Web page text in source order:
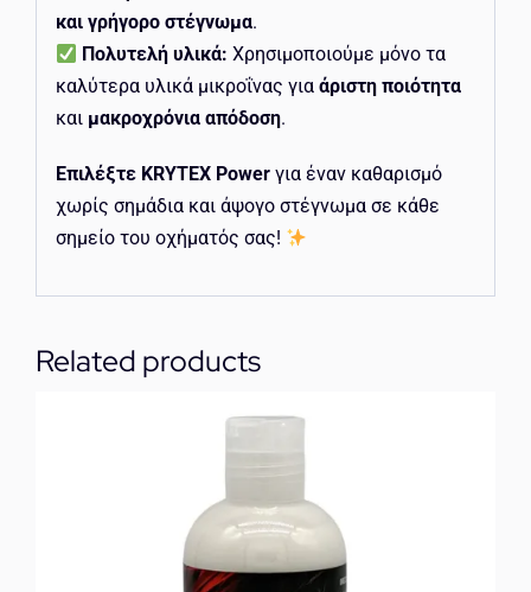
και γρήγορο στέγνωμα.
Πολυτελή υλικά: Χρησιμοποιούμε μόνο τα
καλύτερα υλικά μικροΐνας για άριστη ποιότητα
και μακροχρόνια απόδοση.
Επιλέξτε KRYTEX Powerγια έναν καθαρισμό
χωρίς σημάδια και άψογο στέγνωμα σε κάθε
σημείο του οχήματός σας!
Related products